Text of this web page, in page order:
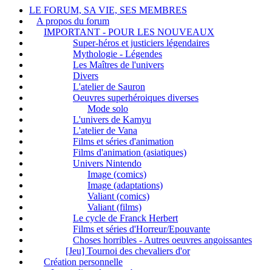
LE FORUM, SA VIE, SES MEMBRES
A propos du forum
IMPORTANT - POUR LES NOUVEAUX
Super-héros et justiciers légendaires
Mythologie - Légendes
Les Maîtres de l'univers
Divers
L'atelier de Sauron
Oeuvres superhéroiques diverses
Mode solo
L'univers de Kamyu
L'atelier de Vana
Films et séries d'animation
Films d'animation (asiatiques)
Univers Nintendo
Image (comics)
Image (adaptations)
Valiant (comics)
Valiant (films)
Le cycle de Franck Herbert
Films et séries d'Horreur/Epouvante
Choses horribles - Autres oeuvres angoissantes
[Jeu] Tournoi des chevaliers d'or
Création personnelle